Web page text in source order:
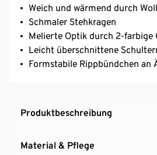
Weich und wärmend durch
Schmaler Stehkragen
Melierte Optik durch 2-farbige
Leicht überschnittene
Formstabile Rippbündchen an
Produktbeschreibung
Material & Pflege